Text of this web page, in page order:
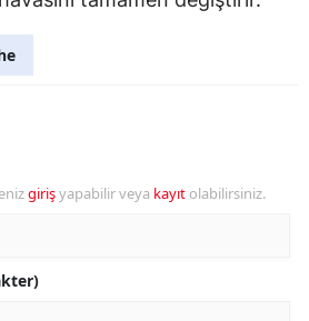
girişyapabilir veya kayıt olabilirsiniz.